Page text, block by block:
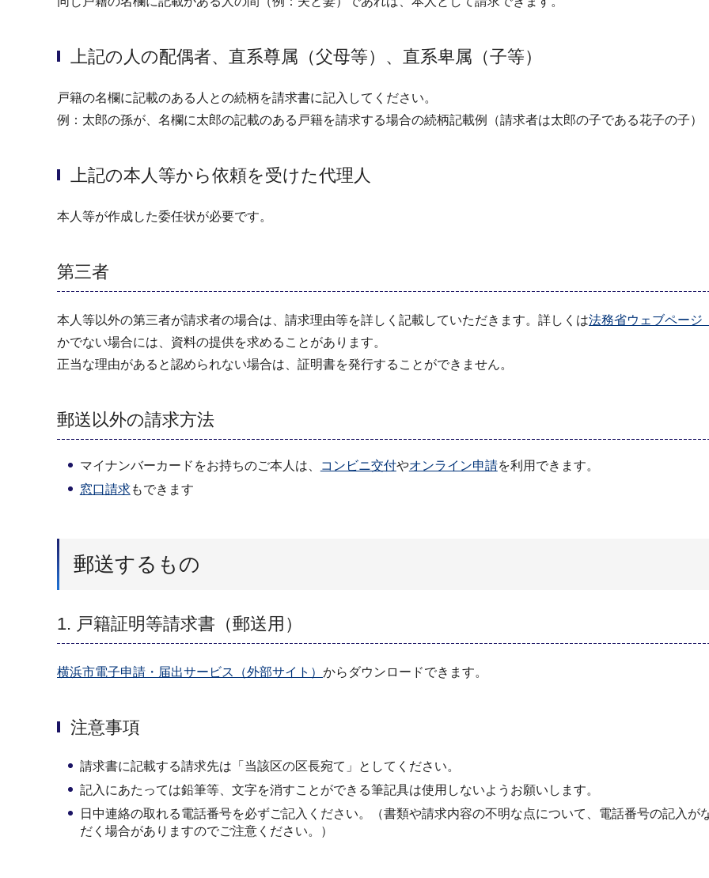
上記の人の配偶者、直系尊属（父母等）、直系卑属（子等）
戸籍の名欄に記載のある人との続柄を請求書に記入してください。
例：太郎の孫が、名欄に太郎の記載のある戸籍を請求する場合の続柄記載例（請求者は太郎の子である花子の子）
上記の本人等から依頼を受けた代理人
本人等が作成した委任状が必要です。
第三者
本人等以外の第三者が請求者の場合は、請求理由等を詳しく記載していただきます。詳しくは法務省ウェブページ
かでない場合には、資料の提供を求めることがあります。
正当な理由があると認められない場合は、証明書を発行することができません。
郵送以外の請求方法
マイナンバーカードをお持ちのご本人は、 コンビニ交付やオンライン申請を利用できます。
窓口請求もできます
郵送するもの
1. 戸籍証明等請求書（郵送用）
横浜市電子申請・届出サービス（外部サイト） からダウンロードできます。
注意事項
請求書に記載する請求先は「当該区の区長宛て」としてください。
記入にあたっては鉛筆等、文字を消すことができる筆記具は使用しないようお願いします。
日中連絡の取れる電話番号を必ずご記入ください。（書類や請求内容の不明な点について、電話番号の記入
だく場合がありますのでご注意ください。）